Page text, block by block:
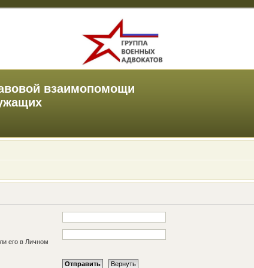
взаимопомощи
его в Личном